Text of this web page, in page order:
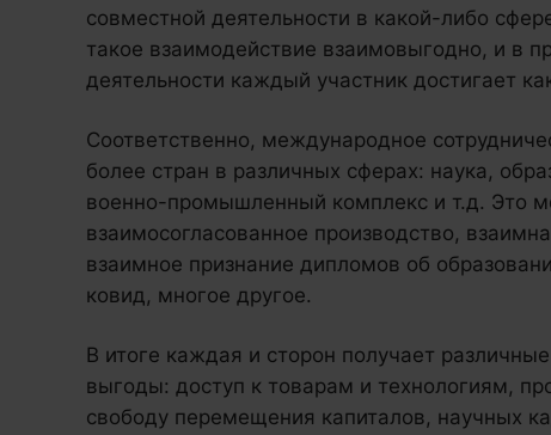
совместной деятельности в какой-либо
такое взаимодействие взаимовыгодно, и в
деятельности каждый участник достигает
Соответственно, международное
более стран в различных сферах: наука,
военно-промышленный комплекс и т.д. Это
взаимосогласованное производство,
взаимное признание дипломов об
ковид, многое другое.
В итоге каждая и сторон получает
выгоды: доступ к товарам и технологиям,
свободу перемещения капиталов, научных